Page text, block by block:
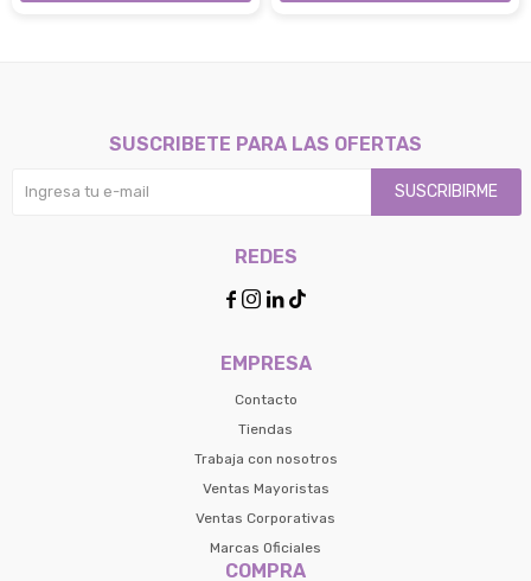
EMPRESA
Contacto
Tiendas
Trabaja con nosotros
Ventas Mayoristas
Ventas Corporativas
Marcas Oficiales
COMPRA
SUSCRIBETE PARA LAS OFERTAS
SUSCRIBIRME
REDES
   